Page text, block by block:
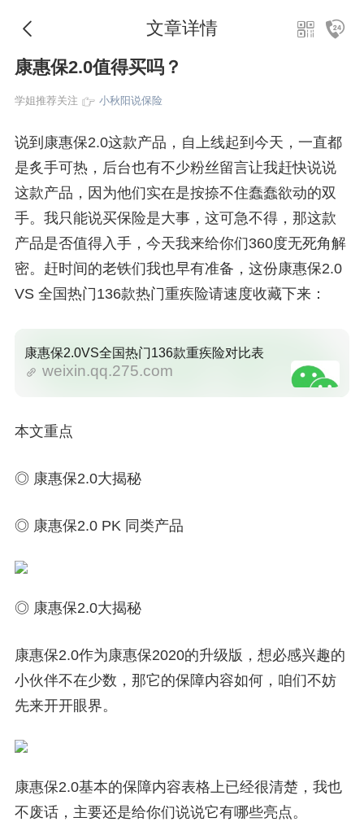
文章详情
康惠保2.0值得买吗？
学姐推荐关注 小秋阳说保险
说到康惠保2.0这款产品，自上线起到今天，一直都
是炙手可热，后台也有不少粉丝留言让我赶快说说
这款产品，因为他们实在是按捺不住蠢蠢欲动的双
手。我只能说买保险是大事，这可急不得，那这款
产品是否值得入手，今天我来给你们360度无死角解
密。赶时间的老铁们我也早有准备，这份康惠保2.0
VS 全国热门136款热门重疾险请速度收藏下来：
康惠保2.0VS全国热门136款重疾险对比表
weixin.qq.275.com
本文重点
◎ 康惠保2.0大揭秘
◎ 康惠保2.0 PK 同类产品
◎ 康惠保2.0大揭秘
康惠保2.0作为康惠保2020的升级版，想必感兴趣的
小伙伴不在少数，那它的保障内容如何，咱们不妨
先来开开眼界。
康惠保2.0基本的保障内容表格上已经很清楚，我也
不废话，主要还是给你们说说它有哪些亮点。